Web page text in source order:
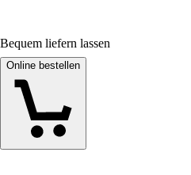
Bequem liefern lassen
Online bestellen